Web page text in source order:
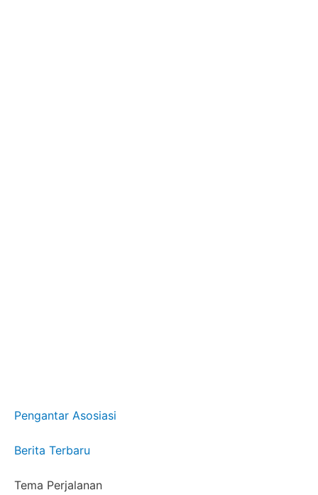
Pengantar Asosiasi
Berita Terbaru
Tema Perjalanan